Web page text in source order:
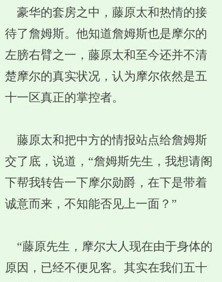
豪华的套房之中，藤原太和热情的接
待了詹姆斯。他知道詹姆斯也是摩尔的
左膀右臂之一，藤原太和至今还并不清
楚摩尔的真实状况，认为摩尔依然是五
十一区真正的掌控者。
藤原太和把中方的情报站点给詹姆斯
交了底，说道，“詹姆斯先生，我想请阁
下帮我转告一下摩尔勋爵，在下是带着
诚意而来，不知能否见上一面？”
“藤原先生，摩尔大人现在由于身体的
原因，已经不便见客。其实在我们五十